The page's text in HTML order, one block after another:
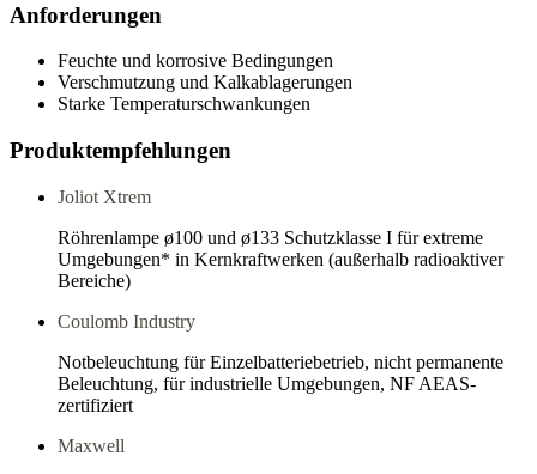
Anforderungen
Feuchte und korrosive Bedingungen
Verschmutzung und Kalkablagerungen
Starke Temperaturschwankungen
Produktempfehlungen
Joliot Xtrem
Röhrenlampe ø100 und ø133 Schutzklasse I für extreme
Umgebungen* in Kernkraftwerken (außerhalb radioaktiver
Bereiche)
Coulomb Industry
Notbeleuchtung für Einzelbatteriebetrieb, nicht permanente
Beleuchtung, für industrielle Umgebungen, NF AEAS-
zertifiziert
Maxwell